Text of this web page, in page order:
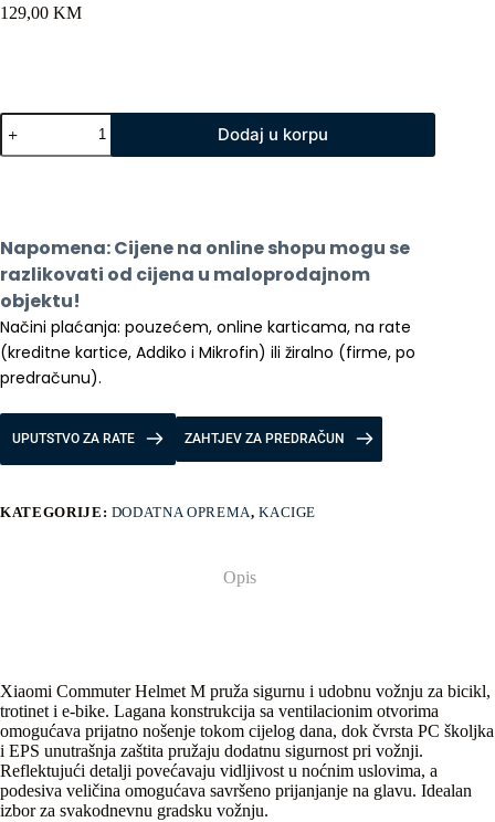
129,00 KM
Zaštitna
kaciga
Xiaomi
Dodaj u korpu
Napomena: Cijene na online shopu mogu se
razlikovati od cijena u maloprodajnom
objektu!
Načini plaćanja: pouzećem, online karticama, na rate
(kreditne kartice, Addiko i Mikrofin) ili žiralno (firme, po
predračunu).
UPUTSTVO ZA RATE ZAHTJEV ZA PREDRAČUN
KATEGORIJE: DODATNA OPREMA,KACIGE
Opis
Xiaomi Commuter Helmet M pruža sigurnu i udobnu vožnju za bicikl,
trotinet i e-bike. Lagana konstrukcija sa ventilacionim otvorima
omogućava prijatno nošenje tokom cijelog dana, dok čvrsta PC školjka
i EPS unutrašnja zaštita pružaju dodatnu sigurnost pri vožnji.
Reflektujući detalji povećavaju vidljivost u noćnim uslovima, a
podesiva veličina omogućava savršeno prijanjanje na glavu. Idealan
izbor za svakodnevnu gradsku vožnju.